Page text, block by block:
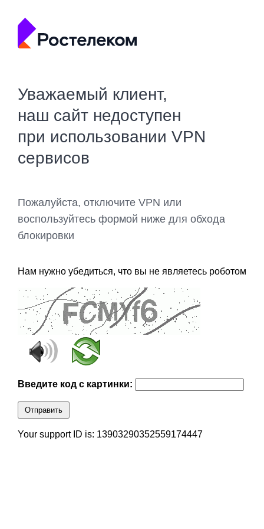
Уважаемый клиент,
наш сайт недоступен
при использовании VPN
сервисов
Пожалуйста, отключите VPN или
воспользуйтесь формой ниже для обхода
блокировки
Нам нужно убедиться, что вы не являетесь роботом
Введите код с картинки:
Отправить
Your support ID is: 13903290352559174447